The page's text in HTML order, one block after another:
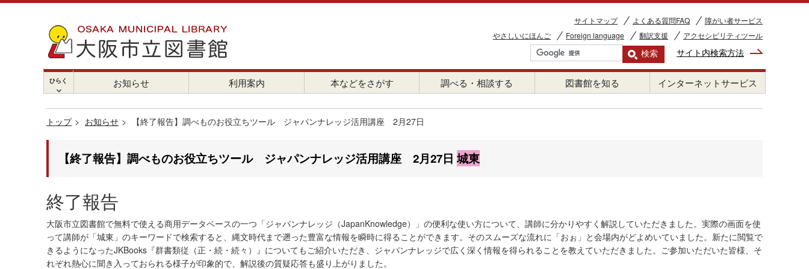
サイトマップ よくある質問FAQ
障がい者サービス
やさしいにほんご
Foreign language 翻訳支援 アクセシビリティツール
サイト内検索方法
ひらく
chevron_right
お知らせ 利用案内 本などをさがす 調べる・相談する 図書館を知る インターネットサービス
トップ お知らせ 【終了報告】調べものお役立ちツール ジャパンナレッジ活用講座 2月27日
【終了報告】調べものお役立ちツール ジャパンナレッジ活用講座 2月27日城東
終了報告
大阪市立図書館で無料で使える商用データベースの一つ「ジャパンナレッジ（JapanKnowledge）」の便利な使い方について、講師に分かりやすく解説していただきました。実際の画面を使
って講師が「城東」のキーワードで検索すると、縄文時代まで遡った豊富な情報を瞬時に得ることができます。そのスムーズな流れに「おぉ」と会場内がどよめいていました。新たに閲覧で
きるようになったJKBooks『群書類従（正・続・続々）』についてもご紹介いただき、ジャパンナレッジで広く深く情報を得られることを教えていただきました。ご参加いただいた皆様、そ
れぞれ熱心に聞き入っておられる様子が印象的で、解説後の質疑応答も盛り上がりました。